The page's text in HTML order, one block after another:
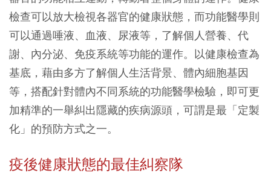
檢查可以放大檢視各器官的健康狀態，而功能醫學則
可以通過唾液、血液、尿液等，了解個人營養、代
謝、內分泌、免疫系統等功能的運作。以健康檢查為
基底，藉由多方了解個人生活背景、體內細胞基因
等，搭配針對體內不同系統的功能醫學檢驗，即可更
加精準的一舉糾出隱藏的疾病源頭，可謂是最「定製
化」的預防方式之一。
疫後健康狀態的最佳糾察隊